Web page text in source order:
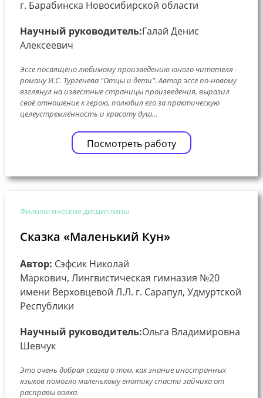
г. Барабинска Новосибирской области
Научный руководитель:Галай Денис
Алексеевич
Эссе посвящёно любимому произведению юного читателя -
роману И.С. Тургенева "Отцы и дети". Автор эссе по-новому
взглянул на известные страницы произведения, выразил
своё отношение к герою, полюбил его за практическую
целеустремлённость и красоту душ...
Посмотреть работу
Филологические дисциплины
Сказка «Маленький Кун»
Автор: Сэфсик Николай
Маркович, Лингвистическая гимназия №20
имени Верховцевой Л.Л. г. Сарапул, Удмуртской
Республики
Научный руководитель:Ольга Владимировна
Шевчук
Это очень добрая сказка о том, как знание иностранных
языков помогло маленькому енотику спасти зайчика от
расправы волка.